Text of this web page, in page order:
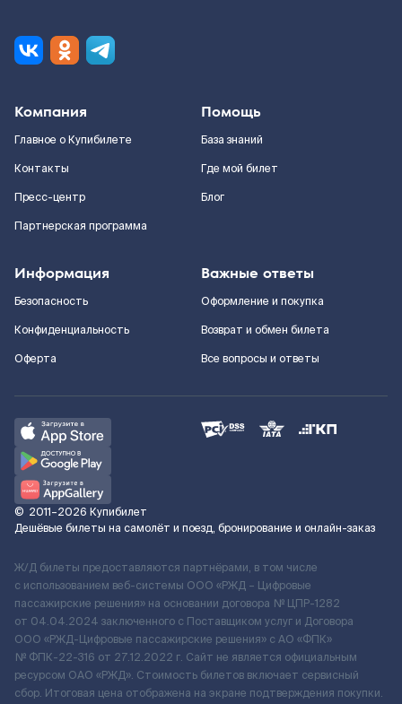
Компания
Главное о Купибилете
Контакты
Пресс-центр
Партнерская программа
Помощь
База знаний
Где мой билет
Блог
Информация
Безопасность
Конфиденциальность
Оферта
Важные ответы
Оформление и покупка
Возврат и обмен билета
Все вопросы и ответы
© 2011–2026 Купибилет
Дешёвые билеты на самолёт и поезд, бронирование и онлайн-заказ
Ж/Д билеты предоставляются партнёрами, в том числе
с использованием веб-системы ООО «РЖД – Цифровые
пассажирские решения» на основании договора № ЦПР-1282
от 04.04.2024 заключенного с Поставщиком услуг и Договора
ООО «РЖД-Цифровые пассажирские решения» c АО «ФПК»
№ ФПК-22-316 от 27.12.2022 г. Сайт не является официальным
ресурсом ОАО «РЖД». Стоимость билетов включает сервисный
сбор. Итоговая цена отображена на экране подтверждения покупки.